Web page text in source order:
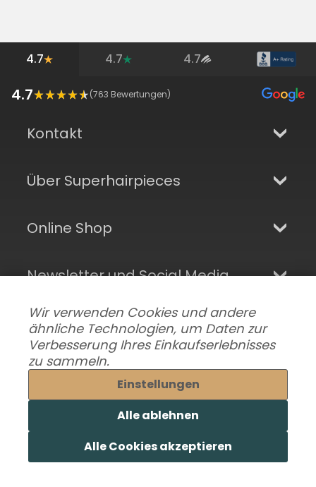
4.7 4.7 4.7
4.7 (763 Bewertungen)
Kontakt
Über Superhairpieces
Online Shop
Newsletter und Social Media
© 2026 Superhairpieces.de
Datenschutzeinstellungen ändern
Impressum | AGB
Wir verwenden Cookies und andere
ähnliche Technologien, um Daten zur
Verbesserung Ihres Einkaufserlebnisses
zu sammeln.
Einstellungen
Alle ablehnen
Alle Cookies akzeptieren